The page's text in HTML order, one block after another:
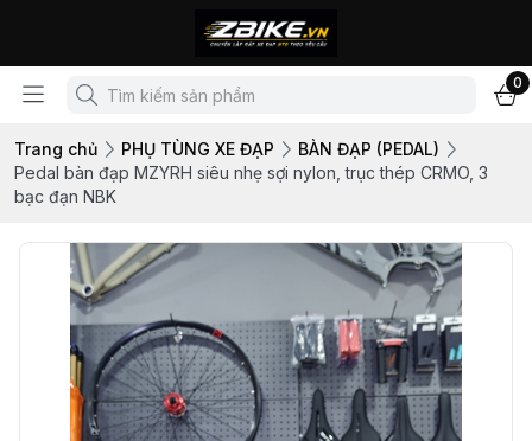
0
Trang chủ PHỤ TÙNG XE ĐẠP
BÀN ĐẠP (PEDAL)
Pedal bàn đạp MZYRH siêu nhẹ sợi nylon, trục thép CRMO, 3
bạc đạn NBK